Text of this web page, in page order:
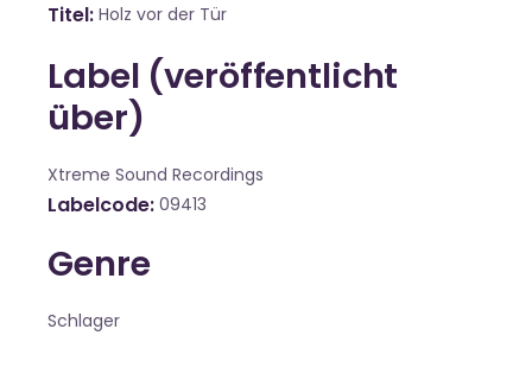
Titel Holz vor der Tür
Label (veröffentlicht
über)
Xtreme Sound Recordings
Labelcode 09413
Genre
Schlager